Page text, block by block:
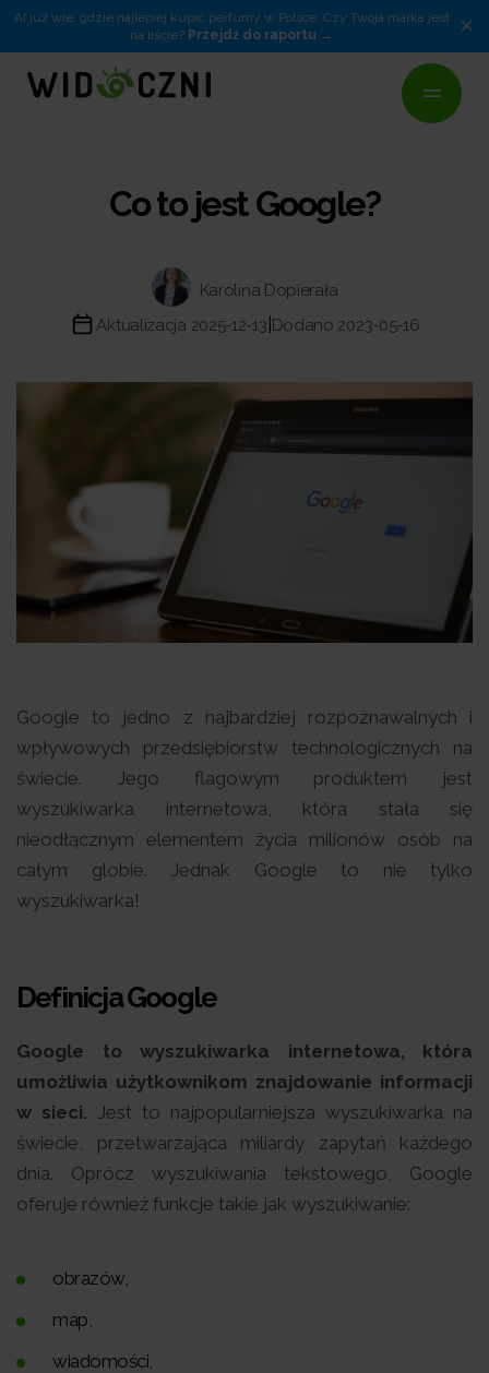
AI już wie, gdzie najlepiej kupić perfumy w Polsce. Czy Twoja marka jest
na liście? Przejdź do raportu ×
Co to jest Google?
Karolina Dopierała
Aktualizacja 2025-12-13 Dodano 2023-05-16
Google to jedno z najbardziej rozpoznawalnych i
wpływowych przedsiębiorstw technologicznych na
świecie. Jego flagowym produktem jest
wyszukiwarka internetowa, która stała się
nieodłącznym elementem życia milionów osób na
całym globie. Jednak Google to nie tylko
wyszukiwarka!
Definicja Google
Google to wyszukiwarka internetowa, która
umożliwia użytkownikom znajdowanie informacji
w sieci. Jest to najpopularniejsza wyszukiwarka na
świecie, przetwarzająca miliardy zapytań każdego
dnia. Oprócz wyszukiwania tekstowego, Google
oferuje również funkcje takie jak wyszukiwanie:
obrazów,
map,
wiadomości,